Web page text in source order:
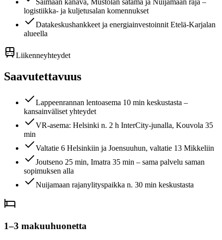
Saimaan kanava, Mustolan satama ja Nuijamaan raja –
logistiikka- ja kuljetusalan komennukset
Datakeskushankkeet ja energiainvestoinnit Etelä-Karjalan
alueella
Liikenneyhteydet
Saavutettavuus
Lappeenrannan lentoasema 10 min keskustasta –
kansainväliset yhteydet
VR-asema: Helsinki n. 2 h InterCity-junalla, Kouvola 35
min
Valtatie 6 Helsinkiin ja Joensuuhun, valtatie 13 Mikkeliin
Joutseno 25 min, Imatra 35 min – sama palvelu saman
sopimuksen alla
Nuijamaan rajanylityspaikka n. 30 min keskustasta
1–3 makuuhuonetta